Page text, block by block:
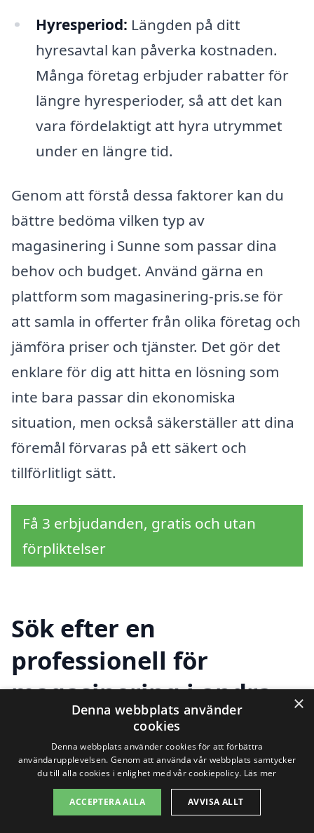
Hyresperiod: Längden på ditt
hyresavtal kan påverka kostnaden.
Många företag erbjuder rabatter för
längre hyresperioder, så att det kan
vara fördelaktigt att hyra utrymmet
under en längre tid.
Genom att förstå dessa faktorer kan du
bättre bedöma vilken typ av
magasinering i Sunne som passar dina
behov och budget. Använd gärna en
plattform som magasinering-pris.se för
att samla in offerter från olika företag och
jämföra priser och tjänster. Det gör det
enklare för dig att hitta en lösning som
inte bara passar din ekonomiska
situation, men också säkerställer att dina
föremål förvaras på ett säkert och
tillförlitligt sätt.
Få 3 erbjudanden, gratis och utan
förpliktelser
Sök efter en
professionell för
magasinering i andra
städer nära Sunne
Att hitta rätt magasinering i Sunne kan
vara en utmaning, men det finns många
×
Denna webbplats använder
cookies
Denna webbplats använder cookies för att förbättra
användarupplevelsen. Genom att använda vår webbplats samtycker
du till alla cookies i enlighet med vår cookiepolicy. Läs mer
ACCEPTERA ALLA AVVISA ALLT